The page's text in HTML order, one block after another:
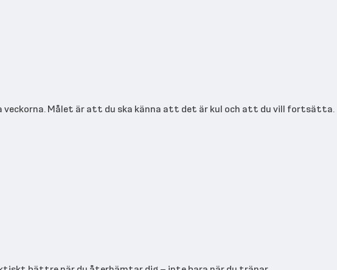
Målet är att du ska känna att det är kul och att du vill fortsätta.